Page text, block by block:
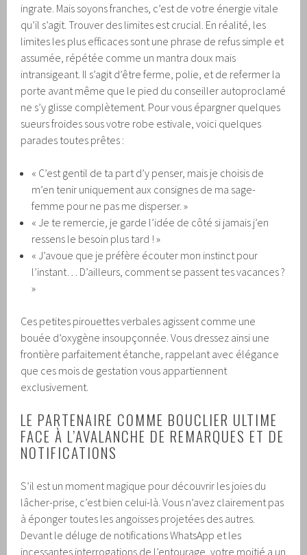
ingrate. Mais soyons franches, c’est de votre énergie vitale
qu’il s’agit. Trouver des limites est crucial. En réalité, les
limites les plus efficaces sont une phrase de refus simple et
assumée, répétée comme un mantra doux mais
intransigeant. Il s’agit d’être ferme, polie, et de refermer la
porte avant même que le pied du conseiller autoproclamé
ne s’y glisse complètement. Pour vous épargner quelques
sueurs froides sous votre robe estivale, voici quelques
parades toutes prêtes :
« C’est gentil de ta part d’y penser, mais je choisis de
m’en tenir uniquement aux consignes de ma sage-
femme pour ne pas me disperser. »
« Je te remercie, je garde l’idée de côté si jamais j’en
ressens le besoin plus tard ! »
« J’avoue que je préfère écouter mon instinct pour
l’instant… D’ailleurs, comment se passent tes vacances ?
»
Ces petites pirouettes verbales agissent comme une
bouée d’oxygène insoupçonnée. Vous dressez ainsi une
frontière parfaitement étanche, rappelant avec élégance
que ces mois de gestation vous appartiennent
exclusivement.
LE PARTENAIRE COMME BOUCLIER ULTIME
FACE À L’AVALANCHE DE REMARQUES ET DE
NOTIFICATIONS
S’il est un moment magique pour découvrir les joies du
lâcher-prise, c’est bien celui-là. Vous n’avez clairement pas
à éponger toutes les angoisses projetées des autres.
Devant le déluge de notifications WhatsApp et les
incessantes interrogations de l’entourage, votre moitié a un